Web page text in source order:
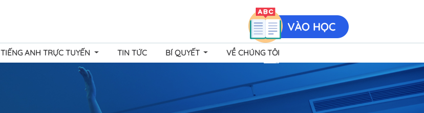
TIẾNG ANH TRỰC TUYẾN TIN TỨC BÍ QUYẾT VỀ CHÚNG TÔI